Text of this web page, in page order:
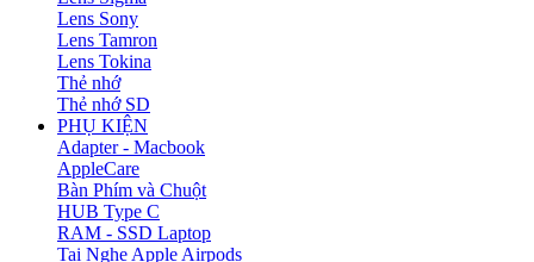
Lens Sony
Lens Tamron
Lens Tokina
Thẻ nhớ
Thẻ nhớ SD
PHỤ KIỆN
Adapter - Macbook
AppleCare
Bàn Phím và Chuột
HUB Type C
RAM - SSD Laptop
Tai Nghe Apple Airpods